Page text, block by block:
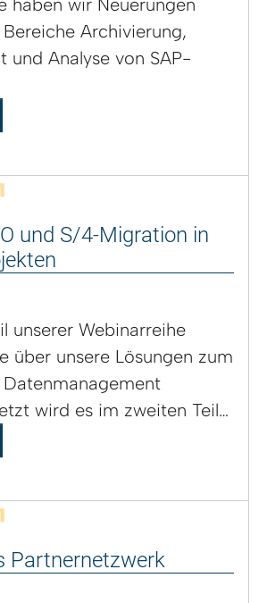
haben wir Neuerungen
Archivierung,
und Analyse von SAP-
und S/4-Migration in
unserer Webinarreihe
über unsere Lösungen zum
wird es im zweiten Teil…
Partnernetzwerk